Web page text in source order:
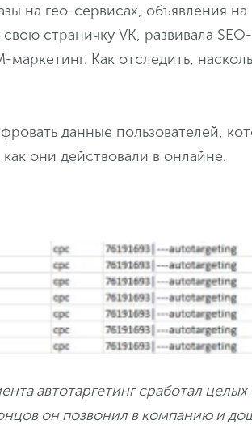
на гео-сервисах, объявления на
страничку VK, развивала SEO-
Как отследить,
данные пользователей,
они действовали в онлайне.
автотаргетинг сработал целых
он позвонил в компанию и